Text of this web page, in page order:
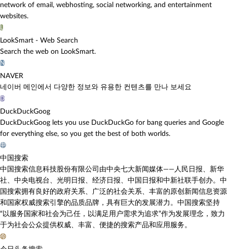
network of email, webhosting, social networking, and entertainment
websites.
LookSmart - Web Search
Search the web on LookSmart.
N
NAVER
네이버 메인에서 다양한 정보와 유용한 컨텐츠를 만나 보세요
D
DuckDuckGoog
DuckDuckGoog lets you use DuckDuckGo for bang queries and Google
for everything else, so you get the best of both worlds.
中
中国搜索
中国搜索信息科技股份有限公司由中央七大新闻媒体——人民日报、新华
社、中央电视台、光明日报、经济日报、中国日报和中新社联手创办。中
国搜索拥有良好的政府关系、广泛的社会关系、丰富的原创新闻信息资源
和国家权威搜索引擎的品质品牌，具有巨大的发展潜力。中国搜索坚持
“以服务国家和社会为己任，以满足用户需求为追求”作为发展理念，致力
于为社会公众提供权威、丰富、便捷的搜索产品和应用服务。
今